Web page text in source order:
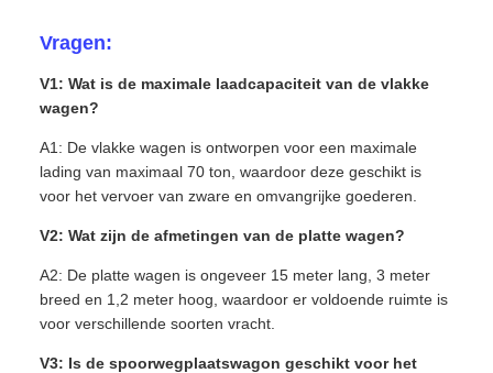
Vragen:
V1: Wat is de maximale laadcapaciteit van de vlakke
wagen?
A1: De vlakke wagen is ontworpen voor een maximale
lading van maximaal 70 ton, waardoor deze geschikt is
voor het vervoer van zware en omvangrijke goederen.
V2: Wat zijn de afmetingen van de platte wagen?
A2: De platte wagen is ongeveer 15 meter lang, 3 meter
breed en 1,2 meter hoog, waardoor er voldoende ruimte is
voor verschillende soorten vracht.
V3: Is de spoorwegplaatswagon geschikt voor het